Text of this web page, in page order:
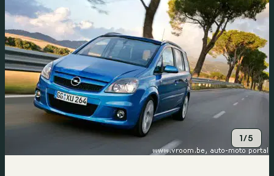
1/5